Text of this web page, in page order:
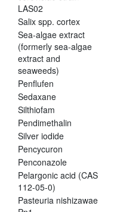
LAS02
Salix spp. cortex
Sea-algae extract
(formerly sea-algae
extract and
seaweeds)
Penflufen
Sedaxane
Silthiofam
Pendimethalin
Silver iodide
Pencycuron
Penconazole
Pelargonic acid (CAS
112-05-0)
Pasteuria nishizawae